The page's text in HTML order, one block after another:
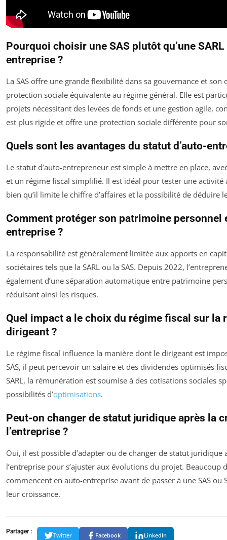
Pourquoi choisir une SAS plutôt qu’une
entreprise ?
La SAS offre une grande flexibilité dans sa gouvernance et son
protection sociale équivalente au régime général. Elle est
projets nécessitant des levées de fonds et une gestion agile,
est plus rigide et offre une protection sociale différente pour
Quels sont les avantages du statut d’auto-
Le statut d’auto-entrepreneur est simple à mettre en place,
et un régime fiscal simplifié. Il est idéal pour tester une activité
bien qu’il limite le chiffre d’affaires et la possibilité de déduire
Comment protéger son patrimoine personnel
entreprise ?
La responsabilité est généralement limitée aux apports en
sociétaires tels que la SARL ou la SAS. Depuis 2022,
également d’une séparation automatique entre patrimoine
réduisant ainsi les risques.
Quel impact a le choix du régime fiscal sur la
dirigeant ?
Le régime fiscal influence la manière dont le dirigeant est
SAS, il peut percevoir un salaire et des dividendes optimisés
SARL, la rémunération est soumise à des cotisations sociales
possibilités d’optimisations.
Peut-on changer de statut juridique après la
l’entreprise ?
Oui, il est possible d’adapter ou de changer de statut juridique
l’entreprise pour s’ajuster aux évolutions du projet. Beaucoup
commencent en auto-entreprise avant de passer à une SAS ou
leur croissance.
Partager :
Twitter Facebook LinkedIn